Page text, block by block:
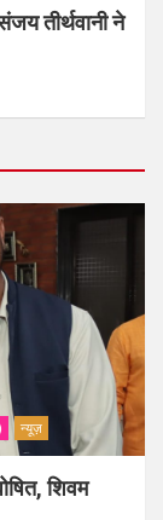
तीर्थवानी ने
न्यूज़
शिवम